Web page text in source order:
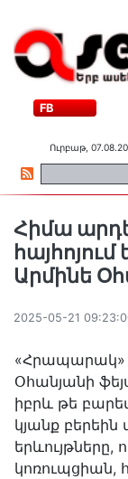
FB
Ուրբաթ,
Հիմա
Արմինե
2025-05-21
«Հրապարակ»
Օհանյանի
իբրև թե
կյանք
երևույթները,
կոռուպցիան,